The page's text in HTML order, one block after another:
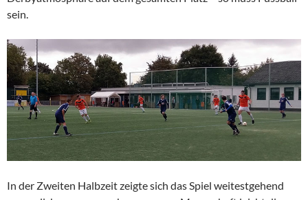
sein.
In der Zweiten Halbzeit zeigte sich das Spiel weitestgehend